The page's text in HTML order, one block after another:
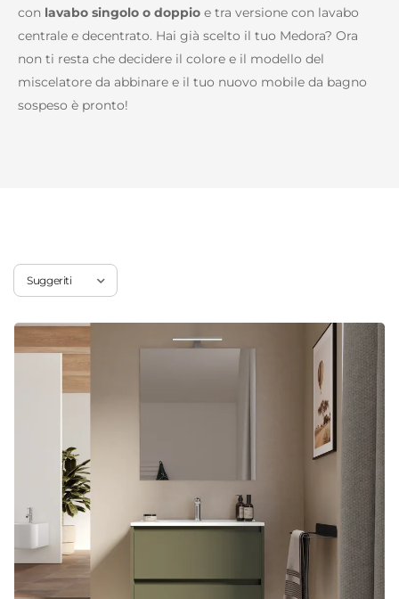
con lavabo singolo o doppio e tra versione con lavabo
centrale e decentrato. Hai già scelto il tuo Medora? Ora
non ti resta che decidere il colore e il modello del
miscelatore da abbinare e il tuo nuovo mobile da bagno
sospeso è pronto!